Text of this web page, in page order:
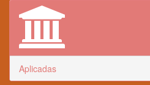
Aplicadas